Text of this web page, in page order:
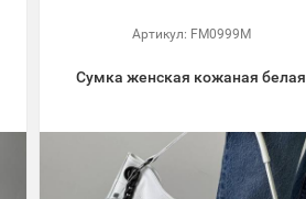
Артикул: FM0999M
Сумка женская кожаная белая